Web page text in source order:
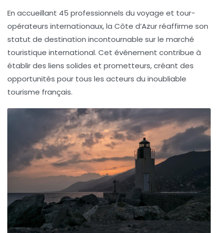
En accueillant 45 professionnels du voyage et tour-
opérateurs internationaux, la Côte d’Azur réaffirme son
statut de destination incontournable sur le marché
touristique international. Cet événement contribue à
établir des liens solides et prometteurs, créant des
opportunités pour tous les acteurs du inoubliable
tourisme français.